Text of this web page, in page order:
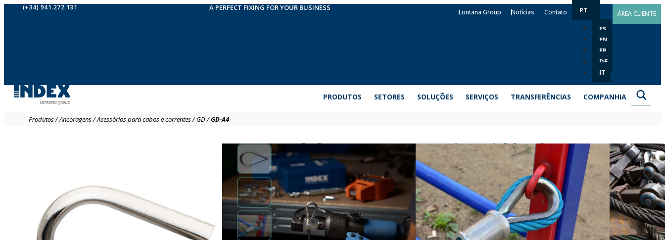
(+34) 941.272.131 A PERFECT FIXING FOR YOUR BUSINESS
Lontana Group Notícias Contato PT
ES
EN
FR
DE
IT
ÁREA CLIENTE
PRODUTOS SETORES SOLUÇÕES SERVIÇOS TRANSFERÊNCIAS COMPANHIA
Produtos/Ancoragens/Acessórios para cabos e correntes/GD/GD-A4
Dedal DIN 6899A aço inoxidável GD-A4
Sapatilhos de acordo com a norma DIN 6899A. Pode ser utilizado com cordas, correntes ou cabos para
amarração, elevação ou transporte de objectos. É muito fácil de instalar e ajuda a garantir a proteção do
cabo contra o atrito. É fabricado em aço inoxidável A4, um material muito resistente que garante a sua
durabilidade mesmo em ambientes com elevados níveis de corrosão.